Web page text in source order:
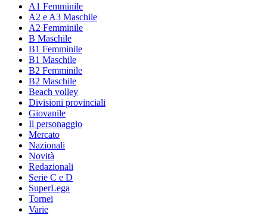
A1 Femminile
A2 e A3 Maschile
A2 Femminile
B Maschile
B1 Femminile
B1 Maschile
B2 Femminile
B2 Maschile
Beach volley
Divisioni provinciali
Giovanile
Il personaggio
Mercato
Nazionali
Novità
Redazionali
Serie C e D
SuperLega
Tornei
Varie